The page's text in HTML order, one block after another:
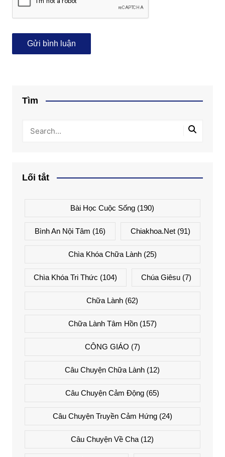
Tìm
Lối tắt
Bài Học Cuộc Sống (190)
Bình An Nội Tâm (16) Chiakhoa.net (91)
Chìa Khóa Chữa Lành(25)
Chìa Khóa Tri Thức (104) Chúa Giêsu(7)
Chữa Lành (62)
Chữa Lành Tâm Hồn(157)
CÔNG GIÁO (7)
Câu Chuyện Chữa Lành (12)
Câu Chuyện Cảm Động (65)
Câu Chuyện Truyền Cảm Hứng(24)
Câu Chuyện Về Cha (12)